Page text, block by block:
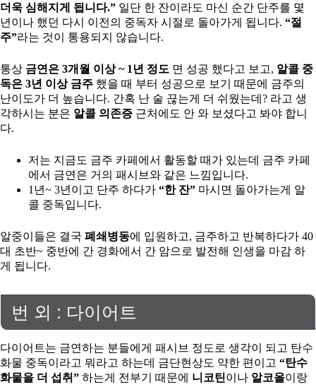
더욱 심해지게 됩니다.” 일단 한 잔이라도 마신 순간 단주를 몇
년이나 했던 다시 이전의 중독자 시절로 돌아가게 됩니다. “절
주”라는 것이 통용되지 않습니다.
통상 금연은 3개월 이상 ~ 1년 정도 면 성공 했다고 보고, 알콜 중
독은 3년 이상 금주 했을 때 부터 성공으로 보기 때문에 금주의
난이도가 더 높습니다. 간혹 난 술 끊는게 더 쉬웠는데? 라고 생
각하시는 분은 알콜 의존증 근처에도 안 와 보셨다고 봐야 합니
다.
저는 지금도 금주 카페에서 활동할 때가 있는데 금주 카페
에서 금연은 거의 패시브와 같은 느낌입니다.
1년~ 3년이고 단주 하다가 “한 잔” 마시면 돌아가는게 알
콜 중독입니다.
알중이들은 결국 폐쇄병동에 입원하고, 금주하고 반복하다가 40
대 초반~ 중반에 간 경화에서 간 암으로 발전해 인생을 마감 하
게 됩니다.
번 외 : 다이어트
다이어트는 금연하는 분들에게 패시브 정도로 생각이 되고 탄수
화물 중독이라고 뭐라고 하는데 금단현상도 약한 편이고 “탄수
화물을 더 섭취” 하는게 전부기 때문에 니코틴이나 알코올이랑